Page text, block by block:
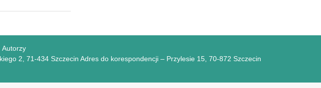
Autorzy
2, 71-434 Szczecin Adres do korespondencji – Przylesie 15, 70-872 Szczecin